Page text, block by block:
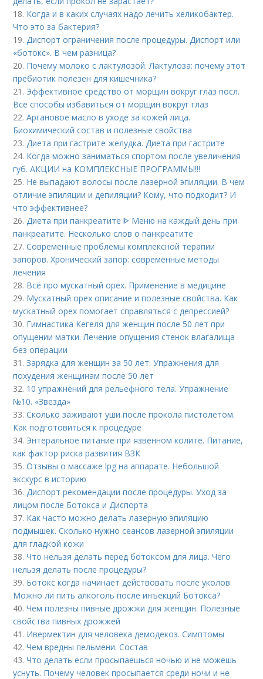
18. Когда и в каких случаях надо лечить хеликобактер.
Что это за бактерия?
19.Диспорт ограничения после процедуры. Диспорт или
«ботокс». В чем разница?
20. Почему молоко с лактулозой. Лактулоза: почему этот
пребиотик полезен для кишечника?
21. Эффективное средство от морщин вокруг глаз посл.
Все способы избавиться от морщин вокруг глаз
22.Аргановое масло в уходе за кожей лица.
Биохимический состав и полезные свойства
23.Диета при гастрите желудка. Диета при гастрите
24. Когда можно заниматься спортом после увеличения
губ. АКЦИИ на КОМПЛЕКСНЫЕ ПРОГРАММЫ!!!
25. Не выпадают волосы после лазерной эпиляции. В чем
отличие эпиляции и депиляции? Кому, что подходит? И
что эффективнее?
26.Диета при панкреатите ᐈ Меню на каждый день при
панкреатите. Несколько слов о панкреатите
27.Современные проблемы комплексной терапии
запоров. Хронический запор: современные методы
лечения
28. Всё про мускатный орех. Применение в медицине
29. Мускатный орех описание и полезные свойства. Как
мускатный орех помогает справляться с депрессией?
30. Гимнастика Кегеля для женщин после 50 лет при
опущении матки. Лечение опущения стенок влагалища
без операции
31.Зарядка для женщин за 50 лет. Упражнения для
похудения женщинам после 50 лет
32. 10 упражнений для рельефного тела. Упражнение
№10. «Звезда»
33.Сколько заживают уши после прокола пистолетом.
Как подготовиться к процедуре
34. Энтеральное питание при язвенном колите. Питание,
как фактор риска развития ВЗК
35.Отзывы о массаже lpg на аппарате. Небольшой
экскурс в историю
36.Диспорт рекомендации после процедуры. Уход за
лицом после Ботокса и Диспорта
37. Как часто можно делать лазерную эпиляцию
подмышек. Сколько нужно сеансов лазерной эпиляции
для гладкой кожи
38.Что нельзя делать перед ботоксом для лица. Чего
нельзя делать после процедуры?
39. Ботокс когда начинает действовать после уколов.
Можно ли пить алкоголь после инъекций Ботокса?
40.Чем полезны пивные дрожжи для женщин. Полезные
свойства пивных дрожжей
41. Ивермектин для человека демодекоз. Симптомы
42.Чем вредны пельмени. Состав
43.Что делать если просыпаешься ночью и не можешь
уснуть. Почему человек просыпается среди ночи и не